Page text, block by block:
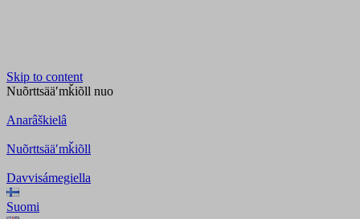
Skip to content
Nuõrttsääʹmǩiõll nuo
Anarâškielâ
Nuõrttsääʹmǩiõll
Davvisámegiella
Suomi